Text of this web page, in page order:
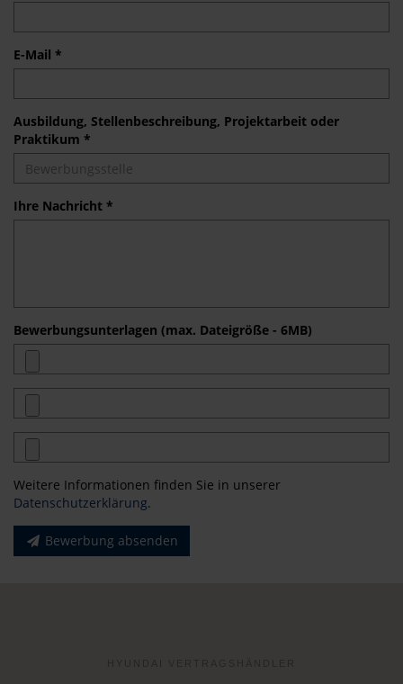
E-Mail *
Ausbildung, Stellenbeschreibung, Projektarbeit oder
Praktikum *
Ihre Nachricht *
Bewerbungsunterlagen (max. Dateigröße - 6MB)
Weitere Informationen finden Sie in unserer
Datenschutzerklärung.
Bewerbung absenden